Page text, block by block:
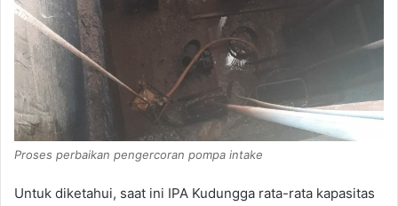
Proses perbaikan pengercoran pompa intake
Untuk diketahui, saat ini IPA Kudungga rata-rata kapasitas